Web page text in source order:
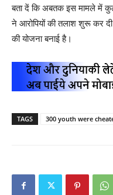
बता दें कि अबतक इस मामले में
ने आरोपियों की तलाश शुरू कर
की योजना बनाई है।
TAGS 300 youth were